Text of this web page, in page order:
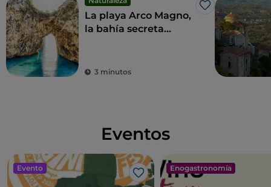
Me gusta
La playa Arco Magno,
la bahía secreta
3 minutos
Eventos
Evento
Me gusta
Enogastronomía